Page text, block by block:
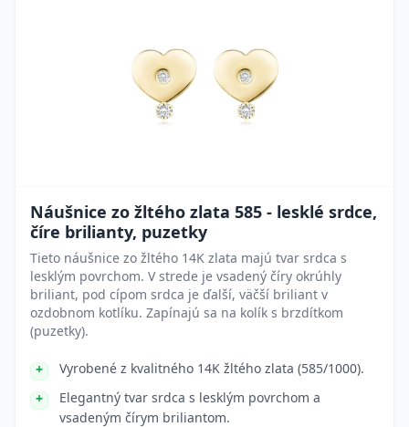
Náušnice zo žltého zlata 585 - lesklé srdce,
číre brilianty, puzetky
Tieto náušnice zo žltého 14K zlata majú tvar srdca s
lesklým povrchom. V strede je vsadený číry okrúhly
briliant, pod cípom srdca je ďalší, väčší briliant v
ozdobnom kotlíku. Zapínajú sa na kolík s brzdítkom
(puzetky).
Vyrobené z kvalitného 14K žltého zlata (585/1000).
Elegantný tvar srdca s lesklým povrchom a
vsadeným čírym briliantom.